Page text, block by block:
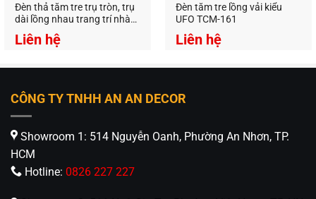
Đèn thả tăm tre trụ tròn, trụ
dài lồng nhau trang trí nhà
hàng TCM-142
Liên hệ
Đèn tăm tre lồng vải kiểu
UFO TCM-161
Liên hệ
CÔNG TY TNHH AN AN DECOR
Showroom 1: 514 Nguyễn Oanh, Phường An Nhơn, TP.
HCM
Hotline: 0826 227 227